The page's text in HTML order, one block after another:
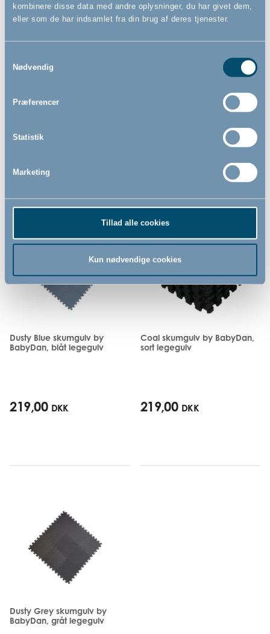
kombinere disse data med andre oplysninger, du har givet dem,
eller som de har indsamlet fra din brug af deres tjenester.
Nødvendig
Præferencer
Statistik
Marketing
Tillad alle cookies
Kun nødvendige cookies
Dusty Green skumgulv by
BabyDan, grønt legegulv
219,00
Dusty Rose skumgulv by
BabyDan, rosa legegulv
Dusty Blue skumgulv by
BabyDan, blåt legegulv
219,00 DKK
Coal skumgulv by BabyDan,
sort legegulv
219,00 DKK
Dusty Grey skumgulv by
BabyDan, gråt legegulv